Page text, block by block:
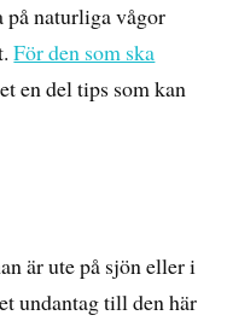
naturliga vågor
För den som ska
en del tips som kan
är ute på sjön eller i
undantag till den här